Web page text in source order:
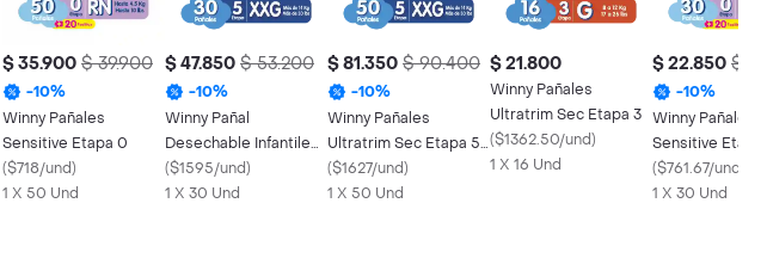
$ 35.900 $ 39.900
-10%
Winny Pañales
Sensitive Etapa 0
($718/und)
1 X 50 Und
$ 47.850 $ 53.200
-10%
Winny Pañal
Desechable Infantile
Ultratrim Sec
($1595/und)
1 X 30 Und
$ 81.350 $ 90.400
-10%
Winny Pañales
Ultratrim Sec Etapa 5
Talla XXG
($1627/und)
1 X 50 Und
$ 21.800
Winny Pañales
Ultratrim Sec Etapa 3
($1362.50/und)
1 X 16 Und
$ 22.850 $
-10%
Winny Pañales
Sensitive
($761.67/und
1 X 30 Und